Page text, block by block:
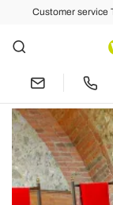
Customer service
Back
Top